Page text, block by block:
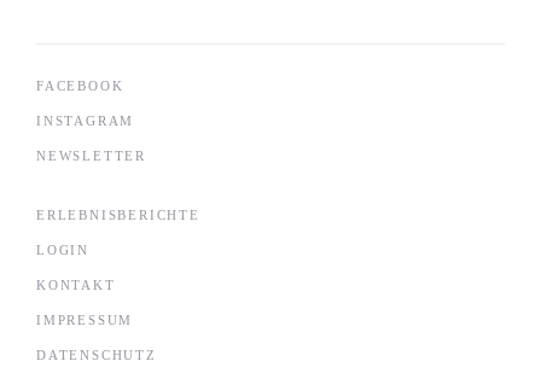
FACEBOOK
INSTAGRAM
NEWSLETTER
ERLEBNISBERICHTE
LOGIN
KONTAKT
IMPRESSUM
DATENSCHUTZ